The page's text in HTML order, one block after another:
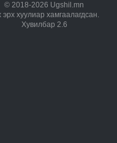
© 2018-2026 Ugshil.mn
эрх хуулиар хамгаалагдсан.
Хувилбар 2.6